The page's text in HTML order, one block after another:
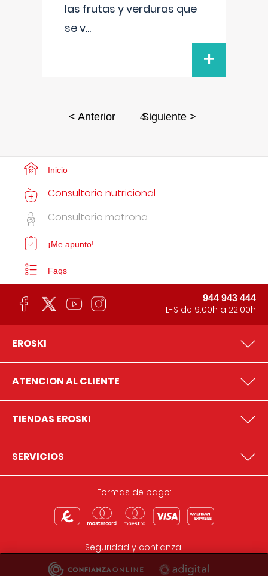
las frutas y verduras que
se v...
+
< Anterior 4
Siguiente >
Inicio
Consultorio nutricional
Consultorio matrona
¡Me apunto!
Faqs
944 943 444
L-S de 9:00h a 22:00h
EROSKI
ATENCION AL CLIENTE
TIENDAS EROSKI
SERVICIOS
Formas de pago:
Seguridad y confianza: